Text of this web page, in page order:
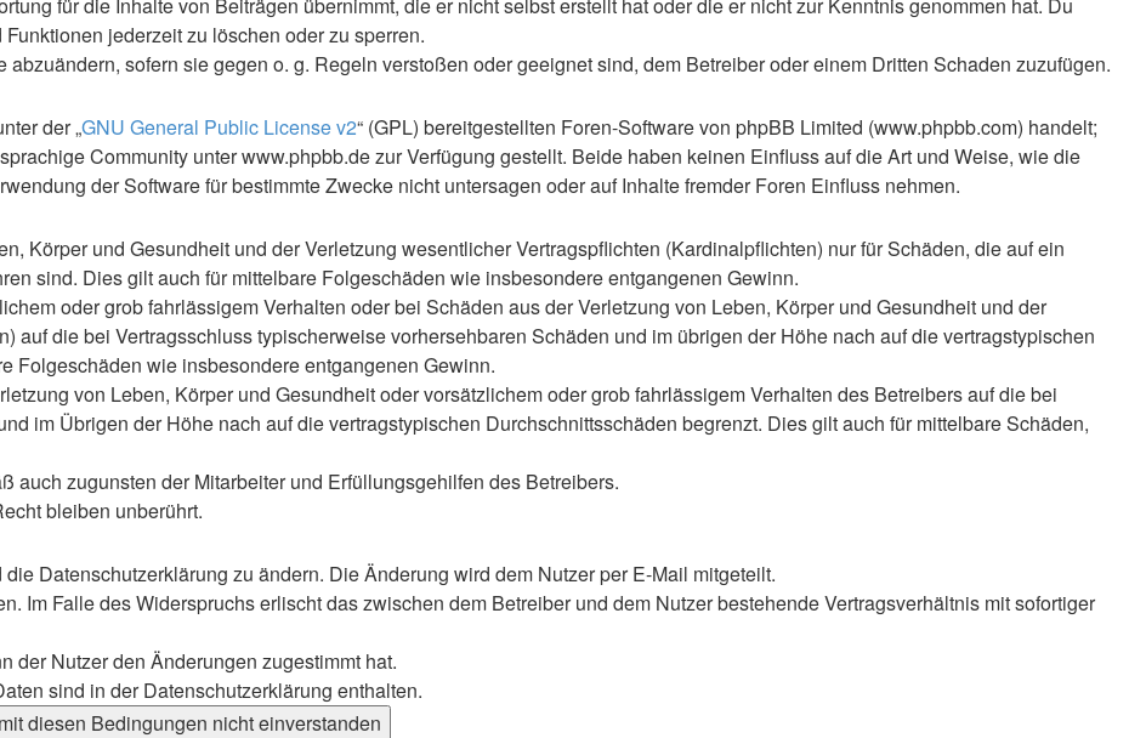
jederzeit zu löschen oder zu sperren.
sofern sie gegen o. g. Regeln verstoßen oder geeignet sind, dem Betreiber oder einem Dritten Schaden zuzufügen.
der „GNU General Public License v2“ (GPL) bereitgestellten Foren-Software von phpBB Limited (www.phpbb.com) handelt;
Community unter www.phpbb.de zur Verfügung gestellt. Beide haben keinen Einfluss auf die Art und Weise, wie die
der Software für bestimmte Zwecke nicht untersagen oder auf Inhalte fremder Foren Einfluss nehmen.
Körper und Gesundheit und der Verletzung wesentlicher Vertragspflichten (Kardinalpflichten) nur für Schäden, die auf ein
sind. Dies gilt auch für mittelbare Folgeschäden wie insbesondere entgangenen Gewinn.
oder grob fahrlässigem Verhalten oder bei Schäden aus der Verletzung von Leben, Körper und Gesundheit und der
auf die bei Vertragsschluss typischerweise vorhersehbaren Schäden und im übrigen der Höhe nach auf die vertragstypischen
Folgeschäden wie insbesondere entgangenen Gewinn.
von Leben, Körper und Gesundheit oder vorsätzlichem oder grob fahrlässigem Verhalten des Betreibers auf die bei
im Übrigen der Höhe nach auf die vertragstypischen Durchschnittsschäden begrenzt. Dies gilt auch für mittelbare Schäden,
auch zugunsten der Mitarbeiter und Erfüllungsgehilfen des Betreibers.
bleiben unberührt.
Datenschutzerklärung zu ändern. Die Änderung wird dem Nutzer per E-Mail mitgeteilt.
Im Falle des Widerspruchs erlischt das zwischen dem Betreiber und dem Nutzer bestehende Vertragsverhältnis mit sofortiger
der Nutzer den Änderungen zugestimmt hat.
sind in der Datenschutzerklärung enthalten.